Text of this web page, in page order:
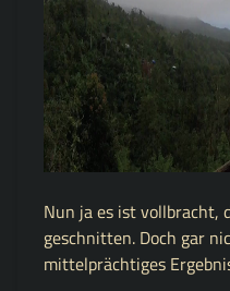
Nun ja es ist vollbracht,
geschnitten. Doch gar
mittelprächtiges